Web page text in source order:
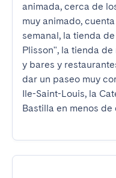
animada, cerca de
muy animado,
semanal, la tienda
Plisson", la tienda
y bares y
dar un paseo muy
Ile-Saint-Louis, la
Bastilla en menos